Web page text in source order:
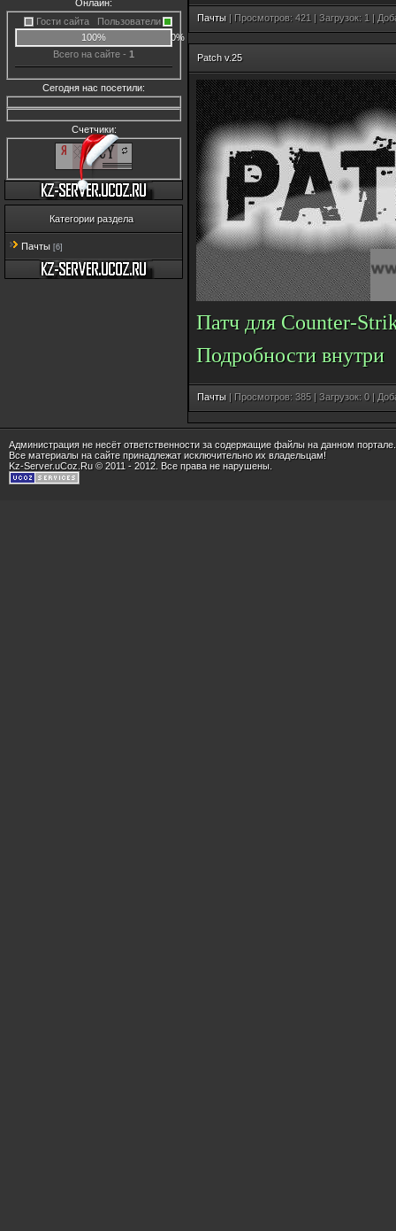
Онлайн:
Пользователи
Гости сайта
100%
0%
Всего на сайте - 1
Сегодня нас посетили:
Счетчики:
Категории раздела
Пачты [6]
Пачты | Просмотров: 421 | Загрузок: 1 |
Patch v.25
Патч для Counter-
Подробности внутри
Пачты | Просмотров: 385 | Загрузок: 0 |
Администрация не несёт ответственности за содержащие файлы на данном портале.
Все материалы на сайте принадлежат исключительно их владельцам!
Kz-Server.uCoz.Ru © 2011 - 2012. Все права не нарушены.